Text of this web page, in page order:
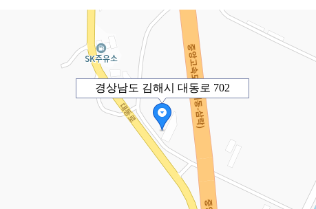
경상남도 김해시 대동로 702